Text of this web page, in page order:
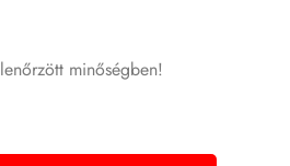
minőségben!